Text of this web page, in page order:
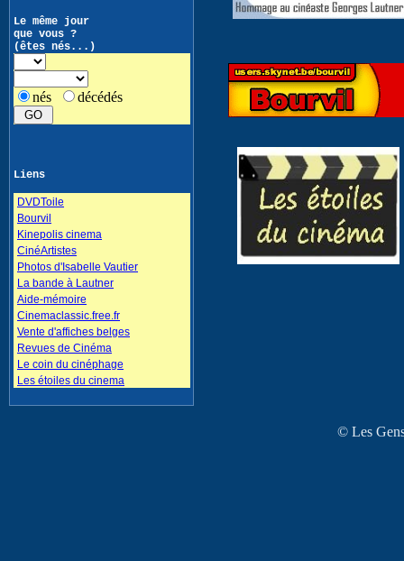
Le même jour
que vous ?
(êtes nés...)
nés décédés
Liens
DVDToile
Bourvil
Kinepolis cinema
CinéArtistes
Photos d'Isabelle Vautier
La bande à Lautner
Aide-mémoire
Cinemaclassic.free.fr
Vente d'affiches belges
Revues de Cinéma
Le coin du cinéphage
Les étoiles du cinema
© Les